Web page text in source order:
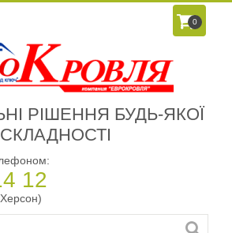
0
РІШЕННЯ БУДЬ-ЯКОЇ
СКЛАДНОСТІ
12